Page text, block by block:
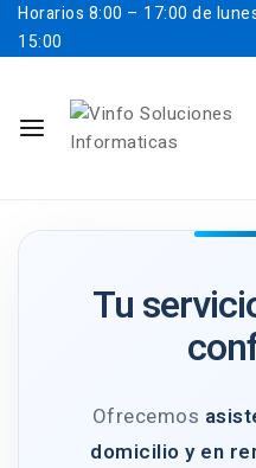
Horarios 8:00 – 17:00 de
15:00
Tu
Ofrecemos
domicilio y en